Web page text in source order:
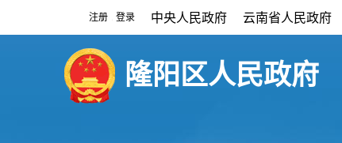
注册 登录 中央人民政府 云南省人民政府
隆阳区人民政府